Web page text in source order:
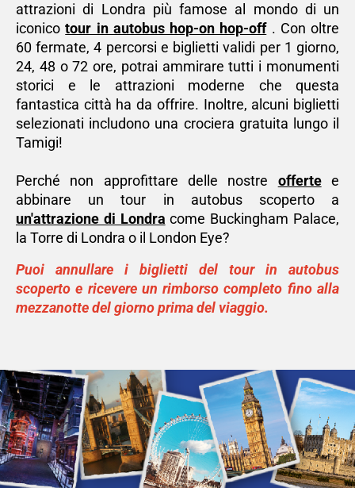
attrazioni di Londra più famose al mondo di un
iconicotour in autobus hop-on hop-off. Con oltre
60 fermate, 4 percorsi e biglietti validi per 1 giorno,
24, 48 o 72 ore, potrai ammirare tutti i monumenti
storici e le attrazioni moderne che questa
fantastica città ha da offrire. Inoltre, alcuni biglietti
selezionati includono una crociera gratuita lungo il
Tamigi!
Perché non approfittare delle nostre offertee
abbinare un tour in autobus scoperto a
un'attrazione di Londra come Buckingham Palace,
la Torre di Londra o il London Eye?
Puoi annullare i biglietti del tour in autobus
scoperto e ricevere un rimborso completo fino alla
mezzanotte del giorno prima del viaggio.